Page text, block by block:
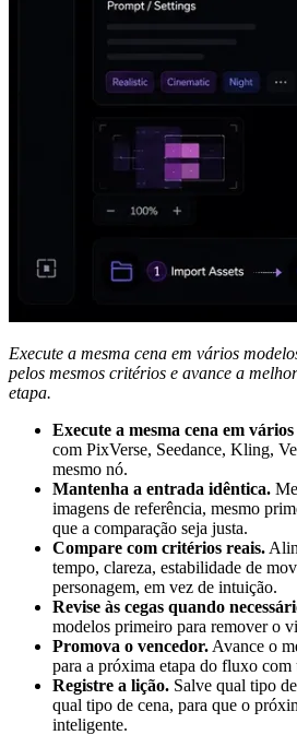
Execute a mesma cena em vários
pelos mesmos critérios e avance a
etapa.
Execute a mesma cena em
com PixVerse, Seedance, Kling,
mesmo nó.
Mantenha a entrada idêntica.
imagens de referência, mesmo
que a comparação seja justa.
Compare com critérios reais.
tempo, clareza, estabilidade de
personagem, em vez de intuição.
Revise às cegas quando
modelos primeiro para remover o
Promova o vencedor. Avance o
para a próxima etapa do fluxo com
Registre a lição. Salve qual tipo
qual tipo de cena, para que o
inteligente.